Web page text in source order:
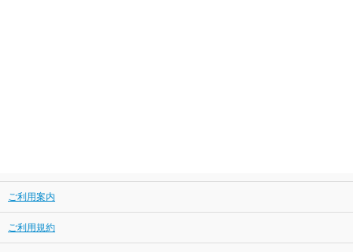
ご利用案内
ご利用規約